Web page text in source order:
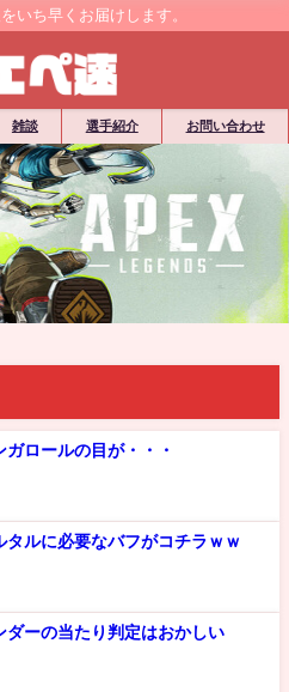
いち早くお届けします。
雑談 選手紹介 お問い合わせ
ガロールの目が・・・
タルに必要なバフがコチラｗｗ
ダーの当たり判定はおかしい